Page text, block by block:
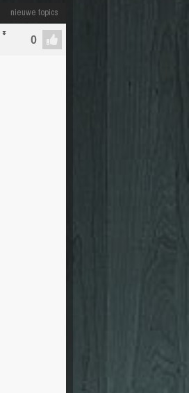
nieuwe topics